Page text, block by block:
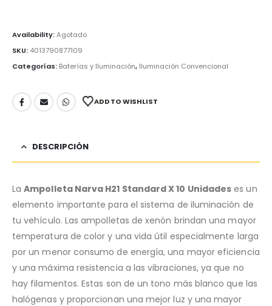
Availability:Agotado
SKU: 4013790877109
Categorías: Baterías y Iluminación, Iluminación Convencional
ADD TO WISHLIST
DESCRIPCIÓN
LaAmpolleta Narva H21 Standard X 10 Unidades es un
elemento importante para el sistema de iluminación de
tu vehículo. Las ampolletas de xenón brindan una mayor
temperatura de color y una vida útil especialmente larga
por un menor consumo de energía, una mayor eficiencia
y una máxima resistencia a las vibraciones, ya que no
hay filamentos. Estas son de un tono más blanco que las
halógenas y proporcionan una mejor luz y una mayor